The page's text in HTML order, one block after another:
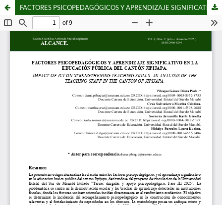
FACTORES PSICOPEDAGÓGICOS Y APRENDIZAJE SIGNIFICATIVO EN LA EDUCACIÓN PÚBLICA DE JIPIJAPA”